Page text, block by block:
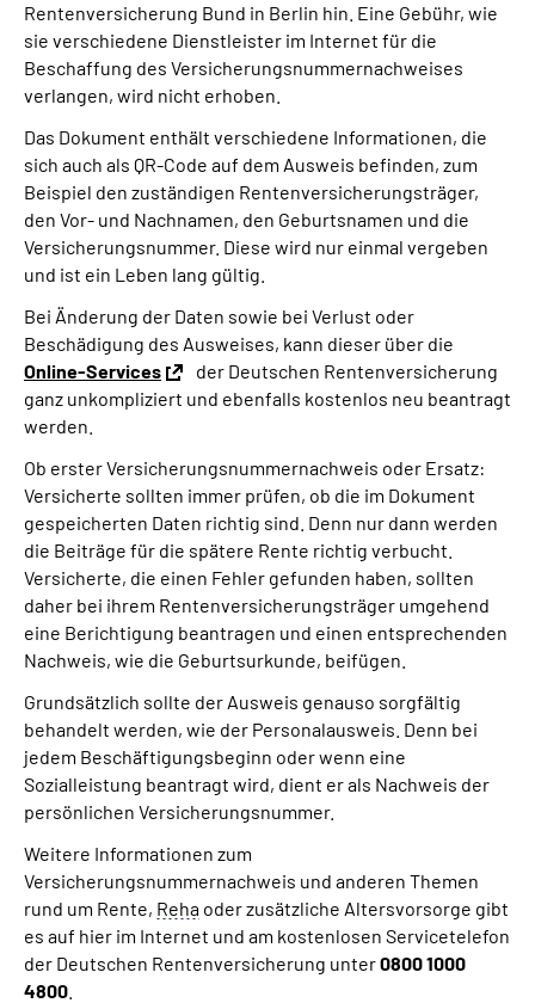
Language
Inhalte in Gebärdensprache (DGS)
Leichte Sprache
Rentenversicherung Bund in Berlin hin. Eine Gebühr, wie
sie verschiedene Dienstleister im Internet für die
Beschaffung des Versicherungsnummernachweises
verlangen, wird nicht erhoben.
Das Dokument enthält verschiedene Informationen, die
sich auch als QR-Code auf dem Ausweis befinden, zum
Beispiel den zuständigen Rentenversicherungsträger,
den Vor- und Nachnamen, den Geburtsnamen und die
Versicherungsnummer. Diese wird nur einmal vergeben
und ist ein Leben lang gültig.
Bei Änderung der Daten sowie bei Verlust oder
Beschädigung des Ausweises, kann dieser über die
Online-Services
der Deutschen Rentenversicherung
ganz unkompliziert und ebenfalls kostenlos neu beantragt
werden.
Ob erster Versicherungsnummernachweis oder Ersatz:
Versicherte sollten immer prüfen, ob die im Dokument
gespeicherten Daten richtig sind. Denn nur dann werden
die Beiträge für die spätere Rente richtig verbucht.
Versicherte, die einen Fehler gefunden haben, sollten
daher bei ihrem Rentenversicherungsträger umgehend
eine Berichtigung beantragen und einen entsprechenden
Nachweis, wie die Geburtsurkunde, beifügen.
Grundsätzlich sollte der Ausweis genauso sorgfältig
behandelt werden, wie der Personalausweis. Denn bei
jedem Beschäftigungsbeginn oder wenn eine
Sozialleistung beantragt wird, dient er als Nachweis der
persönlichen Versicherungsnummer.
Weitere Informationen zum
Versicherungsnummernachweis und anderen Themen
rund um Rente, Reha oder zusätzliche Altersvorsorge gibt
es auf hier im Internet und am kostenlosen Servicetelefon
der Deutschen Rentenversicherung unter0800 1000
4800